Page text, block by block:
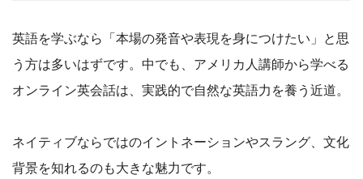
英語を学ぶなら「本場の発音や表現を身につけたい」と思
う方は多いはずです。中でも、アメリカ人講師から学べる
オンライン英会話は、実践的で自然な英語力を養う近道。
ネイティブならではのイントネーションやスラング、文化
背景を知れるのも大きな魅力です。